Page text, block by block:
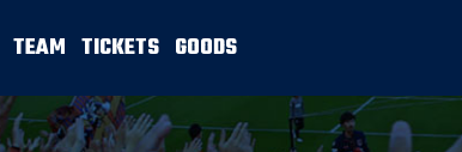
TEAM TICKETS GOODS